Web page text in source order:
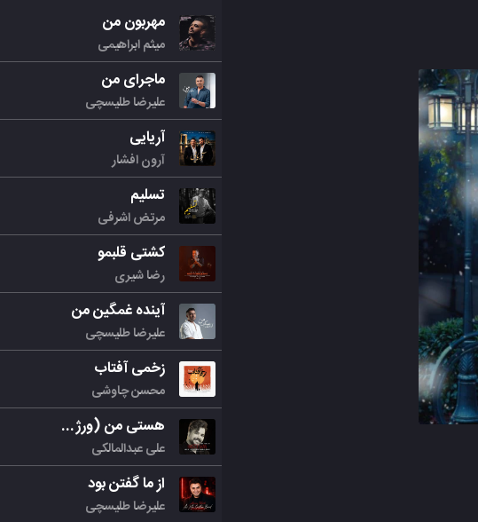
مهربون من
میثم ابراهیمی
ماجرای من
علیرضا طلیسچی
آریایی
آرون افشار
تسلیم
مرتض اشرفی
کشتی قلبمو
رضا شیری
آینده غمگین من
علیرضا طلیسچی
زخمی آفتاب
محسن چاوشی
هستی من (ورژن جدید)
علی عبدالمالکی
از ما گفتن بود
علیرضا طلیسچی